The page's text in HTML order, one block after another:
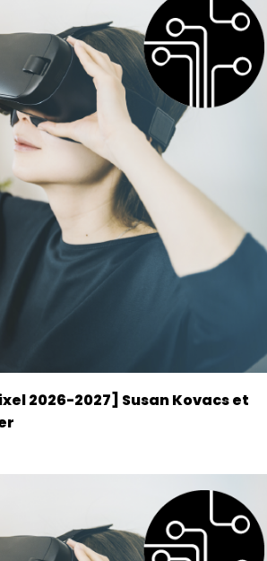
2026-2027] Susan Kovacs et